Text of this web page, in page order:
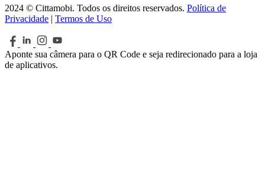
2024 © Cittamobi. Todos os direitos reservados. Política de
Privacidade | Termos de Uso
Aponte sua câmera para o QR Code e seja redirecionado para a loja
de aplicativos.